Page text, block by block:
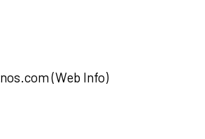
(Web Info)